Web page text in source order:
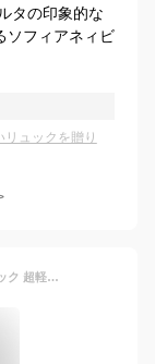
タの印象的な
ソフィアネィビ
ュックを贈り
【マラソン限定 15%OFFクーポン】ミニリュック 超軽量 リュック レディース 軽量 ミニリュック レディース 小さい リュックサック 小さめバッグ コンパクト マザーズバッグ マザーズリュック おしゃれ かわいい 大人 可愛い 軽い 上品 シンプル 撥水 通勤通学 旅行